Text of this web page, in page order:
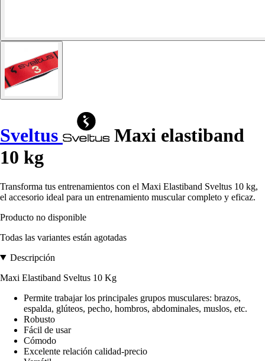
Sveltus
Maxi elastiband
10 kg
Transforma tus entrenamientos con el Maxi Elastiband Sveltus 10 kg,
el accesorio ideal para un entrenamiento muscular completo y eficaz.
Producto no disponible
Todas las variantes están agotadas
Descripción
Maxi Elastiband Sveltus 10 Kg
Permite trabajar los principales grupos musculares: brazos,
espalda, glúteos, pecho, hombros, abdominales, muslos, etc.
Robusto
Fácil de usar
Cómodo
Excelente relación calidad-precio